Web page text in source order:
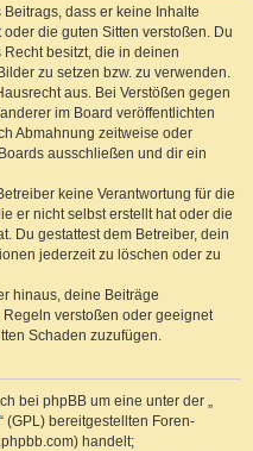
dass er keine Inhalte
die guten Sitten verstoßen. Du
besitzt, die in deinen
zu setzen bzw. zu verwenden.
aus. Bei Verstößen gegen
im Board veröffentlichten
Abmahnung zeitweise oder
ausschließen und dir ein
keine Verantwortung für die
er nicht selbst erstellt hat oder die
Du gestattest dem Betreiber, dein
jederzeit zu löschen oder zu
hinaus, deine Beiträge
verstoßen oder geeignet
Schaden zuzufügen.
bei phpBB um eine unter der „
“ (GPL) bereitgestellten Foren-
handelt;